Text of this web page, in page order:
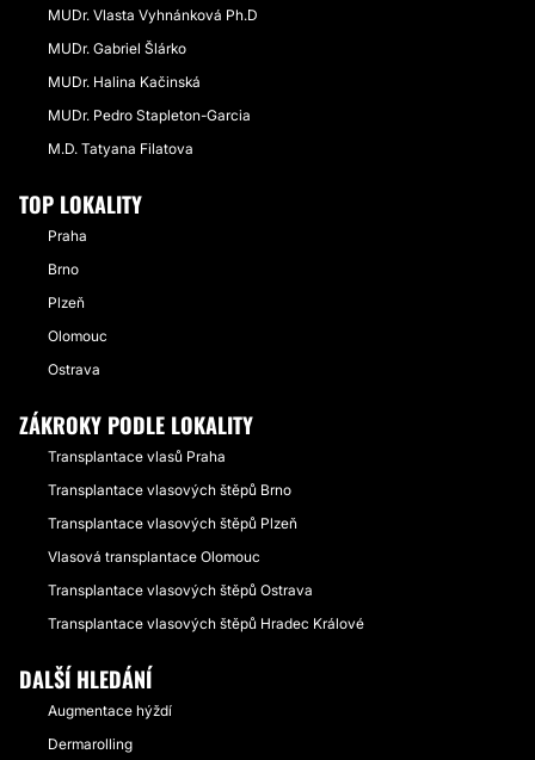
MUDr. Vlasta Vyhnánková Ph.D
MUDr. Gabriel Šlárko
MUDr. Halina Kačinská
MUDr. Pedro Stapleton-Garcia
M.D. Tatyana Filatova
TOP LOKALITY
Praha
Brno
Plzeň
Olomouc
Ostrava
ZÁKROKY PODLE LOKALITY
Transplantace vlasů Praha
Transplantace vlasových štěpů Brno
Transplantace vlasových štěpů Plzeň
Vlasová transplantace Olomouc
Transplantace vlasových štěpů Ostrava
Transplantace vlasových štěpů Hradec Králové
DALŠÍ HLEDÁNÍ
Augmentace hýždí
Dermarolling